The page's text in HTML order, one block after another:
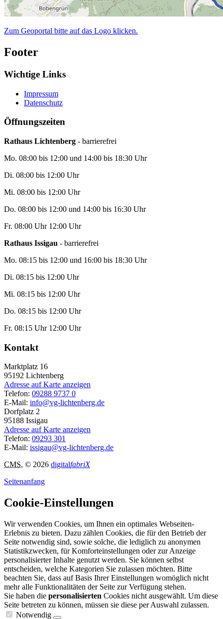
Zum Geoportal bitte auf das Logo klicken.
Footer
Wichtige Links
Impressum
Datenschutz
Öffnungszeiten
Rathaus Lichtenberg - barrierefrei
Mo. 08:00 bis 12:00 und 14:00 bis 18:30 Uhr
Di. 08:00 bis 12:00 Uhr
Mi. 08:00 bis 12:00 Uhr
Do. 08:00 bis 12:00 und 14:00 bis 16:30 Uhr
Fr. 08:00 Uhr 12:00 Uhr
Rathaus Issigau - barrierefrei
Mo. 08:15 bis 12:00 und 16:00 bis 18:30 Uhr
Di. 08:15 bis 12:00 Uhr
Mi. 08:15 bis 12:00 Uhr
Do. 08:15 bis 12:00 Uhr
Fr. 08:15 Uhr 12:00 Uhr
Kontakt
Marktplatz 16
95192 Lichtenberg
Adresse auf Karte anzeigen
Telefon: 09288 9737 0
E-Mail: info@vg-lichtenberg.de
Dorfplatz 2
95188 Issigau
Adresse auf Karte anzeigen
Telefon: 09293 301
E-Mail: issigau@vg-lichtenberg.de
CMS, © 2026 digitalfabriX
Seitenanfang
Cookie-Einstellungen
Wir verwenden Cookies, um Ihnen ein optimales Webseiten-
Erlebnis zu bieten. Dazu zählen Cookies, die für den Betrieb der
Seite notwendig sind, sowie solche, die lediglich zu anonymen
Statistikzwecken, für Komforteinstellungen oder zur Anzeige
personalisierter Inhalte genutzt werden. Sie können selbst
entscheiden, welche Kategorien Sie zulassen möchten. Bitte
beachten Sie, dass auf Basis Ihrer Einstellungen womöglich nicht
mehr alle Funktionalitäten der Seite zur Verfügung stehen.
Sie haben die personalisierten Cookies nicht ausgewählt. Um diese
Seite betreten zu können, müssen sie diese per Auswahl zulassen.
Notwendig